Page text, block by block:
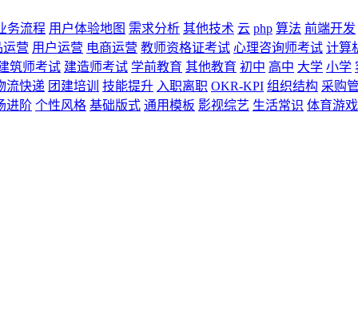
务流程 用户体验地图 需求分析 其他技术 云 php 算法 前端开发
运营 用户运营 电商运营 教师资格证考试 心理咨询师考试 计算
筑师考试 建造师考试 学前教育 其他教育 初中 高中 大学 小学
流快递 团建培训 技能提升 入职离职 OKR-KPI 组织结构 采购
进阶 个性风格 基础版式 通用模板 影视综艺 生活常识 体育游戏